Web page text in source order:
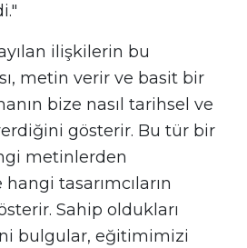
ilişkilerin bu
metin verir ve basit bir
bize nasıl tarihsel ve
gösterir. Bu tür bir
metinlerden
tasarımcıların
Sahip oldukları
bulgular, eğitimimizi